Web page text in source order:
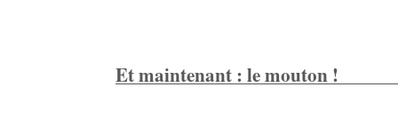
Et maintenant : le mouton !